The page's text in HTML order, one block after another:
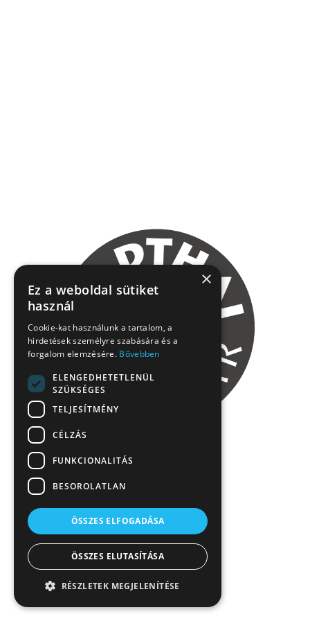
×
Ez a weboldal sütiket
használ
Cookie-kat használunk a tartalom, a
hirdetések személyre szabására és a
forgalom elemzésére. Bővebben
ELENGEDHETETLENÜL
SZÜKSÉGES
TELJESÍTMÉNY
CÉLZÁS
FUNKCIONALITÁS
BESOROLATLAN
ÖSSZES ELFOGADÁSA
ÖSSZES ELUTASÍTÁSA
RÉSZLETEK MEGJELENÍTÉSE